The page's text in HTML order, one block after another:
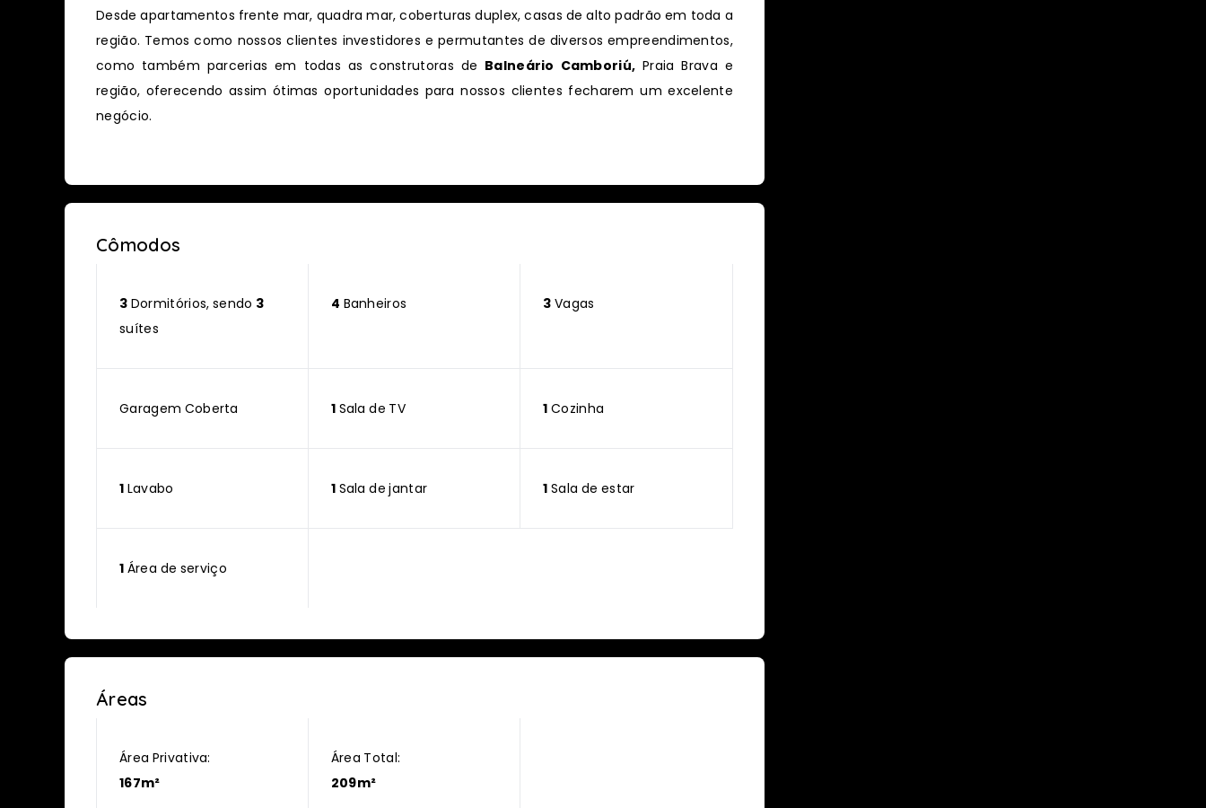
Desde apartamentos frente mar, quadra mar, coberturas duplex, casas de alto padrão em toda a
região. Temos como nossos clientes investidores e permutantes de diversos empreendimentos,
como também parcerias em todas as construtoras de Balneário Camboriú, Praia Brava e
região, oferecendo assim ótimas oportunidades para nossos clientes fecharem um excelente
negócio.
Cômodos
3 Dormitórios, sendo 3
suítes
4 Banheiros 3 Vagas
Garagem Coberta 1Sala de TV 1 Cozinha
1 Lavabo 1Sala de jantar 1 Sala de estar
1 Área de serviço
Áreas
Área Privativa:
167m²
Área Total:
209m²